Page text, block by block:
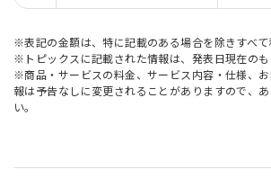
※表記の金額は、特に記載のある場合を除きすべて
※トピックスに記載された情報は、発表日現在のも
※商品・サービスの料金、サービス内容・仕様、
報は予告なしに変更されることがありますので、
い。